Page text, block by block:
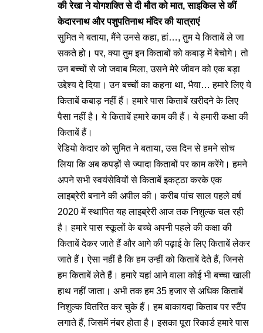
की रेखा ने योगशक्ति से दी मौत को मात, साइकिल से कीं
केदारनाथ और पशुपतिनाथ मंदिर की यात्राएं
सुमित ने बताया, मैंने उनसे कहा, हां…, तुम ये किताबें ले जा
सकते हो। पर, क्या तुम इन किताबों को कबाड़ में बेचोगे। तो
उन बच्चों से जो जवाब मिला, उसने मेरे जीवन को एक बड़ा
उद्देश्य दे दिया। उन बच्चों का कहना था, भैया… हमारे लिए ये
किताबें कबाड़ नहीं हैं। हमारे पास किताबें खरीदने के लिए
पैसा नहीं है। ये किताबें हमारे काम की हैं। ये हमारी कक्षा की
किताबें हैं।
रेडियो केदार को सुमित ने बताया, उस दिन से हमने सोच
लिया कि अब कपड़ों से ज्यादा किताबों पर काम करेंगे। हमने
अपने सभी स्वयंसेवियों से किताबें इकट्ठा करके एक
लाइब्रेरी बनाने की अपील की। करीब पांच साल पहले वर्ष
2020 में स्थापित यह लाइब्रेरी आज तक निशुल्क चल रही
है। हमारे पास स्कूलों के बच्चे अपनी पहले की कक्षा की
किताबें देकर जाते हैं और आगे की पढ़ाई के लिए किताबें लेकर
जाते हैं। ऐसा नहीं है कि हम उन्हीं को किताबें देते हैं, जिनसे
हम किताबें लेते हैं। हमारे यहां आने वाला कोई भी बच्चा खाली
हाथ नहीं जाता। अभी तक हम 35 हजार से अधिक किताबें
निशुल्क वितरित कर चुके हैं। हम बाकायदा किताब पर स्टैंप
लगाते हैं, जिसमें नंबर होता है। इसका पूरा रिकार्ड हमारे पास